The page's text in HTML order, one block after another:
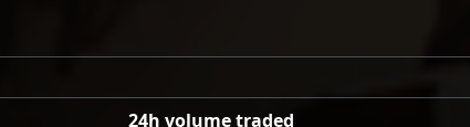
24h volume traded